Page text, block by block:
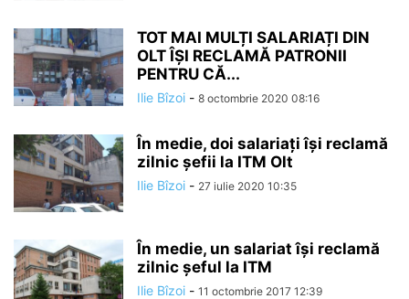
TOT MAI MULȚI SALARIAȚI DIN
OLT ÎȘI RECLAMĂ PATRONII
PENTRU CĂ...
Ilie Bîzoi - 8 octombrie 2020 08:16
În medie, doi salariați îşi reclamă
zilnic şefii la ITM Olt
Ilie Bîzoi - 27 iulie 2020 10:35
În medie, un salariat îşi reclamă
zilnic şeful la ITM
Ilie Bîzoi - 11 octombrie 2017 12:39